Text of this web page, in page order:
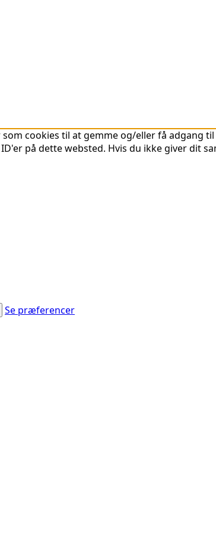
cookies til at gemme og/eller få adgang
på dette websted. Hvis du ikke giver dit
Se præferencer